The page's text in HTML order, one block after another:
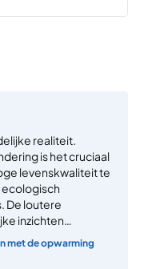
realiteit.
is het cruciaal
levenskwaliteit te
De loutere
inzichten…
met de opwarming